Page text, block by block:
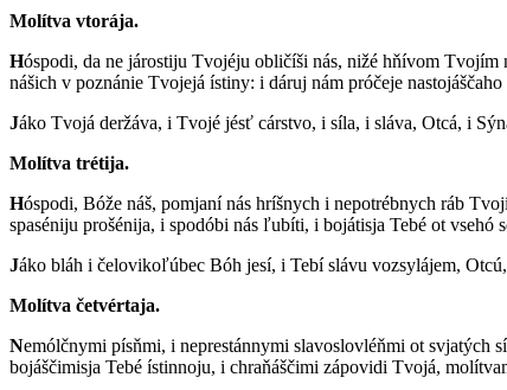
Molítva vtorája.
Hóspodi, da ne járostiju Tvojéju obličíši nás, nižé hňívom
nášich v poznánie Tvojejá ístiny: i dáruj nám próčeje
Jáko Tvojá deržáva, i Tvojé jésť cárstvo, i síla, i sláva, Otcá, i
Molítva trétija.
Hóspodi, Bóže náš, pomjaní nás hríšnych i nepotrébnych ráb
spaséniju prošénija, i spodóbi nás ľubíti, i bojátisja Tebé ot
Jáko bláh i čelovikoľúbec Bóh jesí, i Tebí slávu vozsylájem,
Molítva četvértaja.
Nemólčnymi písňmi, i neprestánnymi slavoslovléňmi ot svjatých
bojáščimisja Tebé ístinnoju, i chraňáščimi zápovidi Tvojá,